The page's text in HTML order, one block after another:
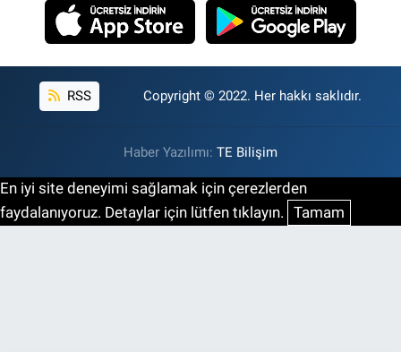
RSS Copyright © 2022. Her hakkı saklıdır.
Haber Yazılımı: TE Bilişim
En iyi site deneyimi sağlamak için çerezlerden
faydalanıyoruz. Detaylar için lütfen tıklayın. Tamam